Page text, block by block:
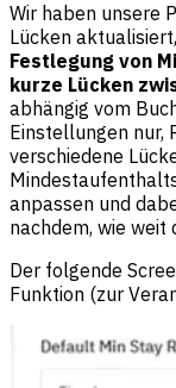
Wir haben unsere
Lücken
Festlegung von
kurze Lücken
abhängig vom
Einstellungen nur,
verschiedene
anpassen und
nachdem, wie weit
Der folgende
Funktion (zur